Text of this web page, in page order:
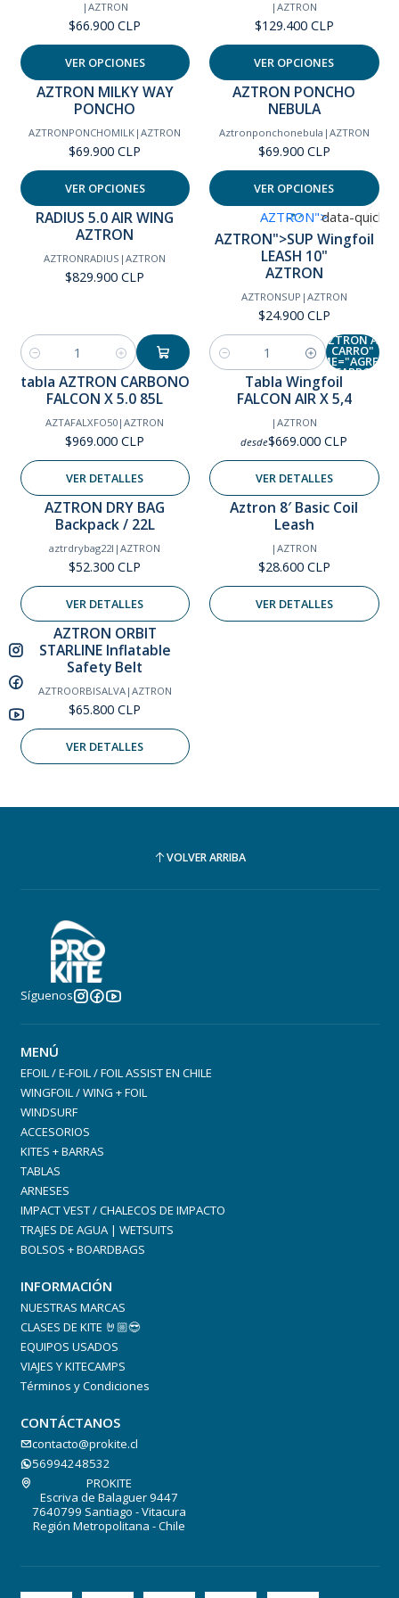
| AZTRON
$66.900 CLP
VER OPCIONES
|AZTRON
$129.400 CLP
VER OPCIONES
AZTRON MILKY WAY
PONCHO
AZTRONPONCHOMILK |AZTRON
$69.900 CLP
VER OPCIONES
AZTRON PONCHO
NEBULA
Aztronponchonebula | AZTRON
$69.900 CLP
VER OPCIONES
RADIUS 5.0 AIR WING
AZTRON
AZTRONRADIUS |AZTRON
$829.900 CLP
Cantidad
AZTRON" data-
data-
url="/sup-
10-br-
data-quick-
url="/sup-
template" aria-
AZTRON">
AZTRON">SUP Wingfoil
LEASH 10"
AZTRON
AZTRONSUP | AZTRON
$24.900 CLP
Cantidad
AZTRON AL
CARRO"
Agotado
tabla AZTRON CARBONO
FALCON X 5.0 85L
AZTAFALXFO50 |AZTRON
$969.000 CLP
VER DETALLES
Agotado
Tabla Wingfoil
FALCON AIR X 5,4
|AZTRON
desde$669.000 CLP
VER DETALLES
Agotado
AZTRON DRY BAG
Backpack / 22L
aztrdrybag22l |AZTRON
$52.300 CLP
VER DETALLES
Agotado
Aztron 8′ Basic Coil
Leash
|AZTRON
$28.600 CLP
VER DETALLES
Agotado
AZTRON ORBIT
STARLINE Inflatable
Safety Belt
AZTROORBISALVA| AZTRON
$65.800 CLP
VER DETALLES
VOLVER ARRIBA
Síguenos
MENÚ
EFOIL / E-FOIL / FOIL ASSIST EN CHILE
WINGFOIL / WING + FOIL
WINDSURF
ACCESORIOS
KITES + BARRAS
TABLAS
ARNESES
IMPACT VEST / CHALECOS DE IMPACTO
TRAJES DE AGUA | WETSUITS
BOLSOS + BOARDBAGS
INFORMACIÓN
NUESTRAS MARCAS
CLASES DE KITE 🤘🏼😎
EQUIPOS USADOS
VIAJES Y KITECAMPS
Términos y Condiciones
CONTÁCTANOS
contacto@prokite.cl
56994248532
PROKITE
Escriva de Balaguer 9447
7640799 Santiago - Vitacura
Región Metropolitana - Chile